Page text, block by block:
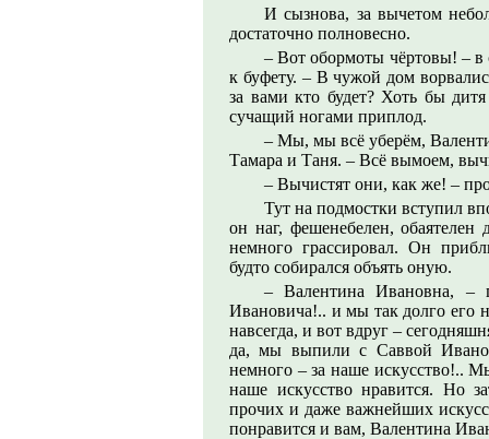
И сызнова, за вычетом
достаточно полновесно.
– Вот обормоты чёртовы! – в
к буфету. – В чужой дом
за вами кто будет? Хоть бы
сучащий ногами приплод.
– Мы, мы всё уберём,
Тамара и Таня. – Всё вымоем,
– Вычистят они, как же! –
Тут на подмостки вступил
он наг, фешенебелен, обаятелен
немного грассировал. Он
будто собирался объять оную.
– Валентина Ивановна, –
Ивановича!.. и мы так долго его
навсегда, и вот вдруг –
да, мы выпили с Саввой
немного – за наше искусство!..
наше искусство нравится. Но
прочих и даже важнейших
понравится и вам, Валентина